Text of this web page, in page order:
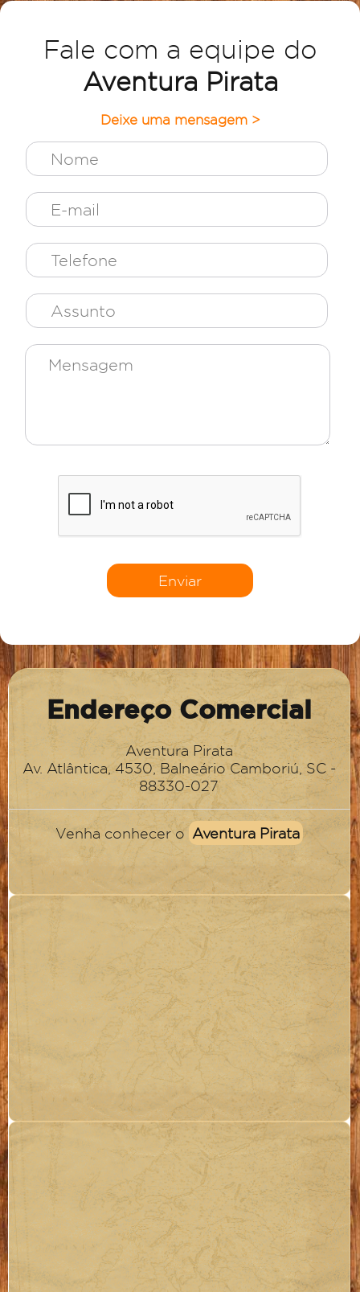
Fale com a equipe do
Aventura Pirata
Deixe uma mensagem >
Endereço Comercial
Aventura Pirata
Av. Atlântica, 4530, Balneário Camboriú, SC -
88330-027
Venha conhecer o Aventura Pirata